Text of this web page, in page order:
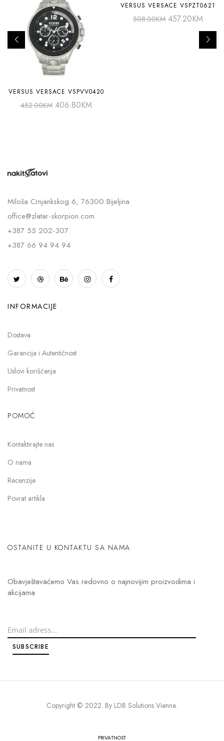
VERSUS VERSACE VSPVV0420
452.00KM 406.80KM
VERSUS VERSACE VSPZT0621
508.00KM 457.20KM
Miloša Crnjankskog 6, 76300 Bijeljina
office@zlatar-skorpion.com
+387 55 202-307
+387 66 94 94 94
INFORMACIJE
Dostava
Garancija i Autentičnost
Uslovi korišćenja
Privatnost
POMOĆ
Kontaktirajte nas
O nama
Recenzije
Povrat artikla
OSTANITE U KONTAKTU SA NAMA
Obavještavaćemo Vas redovno o najnovijim proizvodima i
akcijama
Copyright © 2022. By LDB Solutions Vienna.
PRIVATNOST